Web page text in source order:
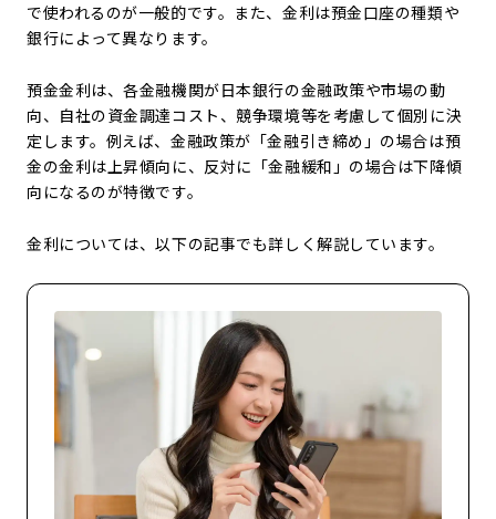
で使われるのが一般的です。また、金利は預金口座の種類や
銀行によって異なります。
預金金利は、各金融機関が日本銀行の金融政策や市場の動
向、自社の資金調達コスト、競争環境等を考慮して個別に決
定します。例えば、金融政策が「金融引き締め」の場合は預
金の金利は上昇傾向に、反対に「金融緩和」の場合は下降傾
向になるのが特徴です。
金利については、以下の記事でも詳しく解説しています。